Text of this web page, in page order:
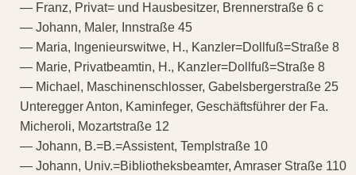
— Franz, Privat= und Hausbesitzer, Brennerstraße 6 c
— Johann, Maler, Innstraße 45
— Maria, Ingenieurswitwe, H., Kanzler=Dollfuß=Straße 8
— Marie, Privatbeamtin, H., Kanzler=Dollfuß=Straße 8
— Michael, Maschinenschlosser, Gabelsbergerstraße 25
Unteregger Anton, Kaminfeger, Geschäftsführer der Fa.
Micheroli, Mozartstraße 12
— Johann, B.=B.=Assistent, Templstraße 10
— Johann, Univ.=Bibliotheksbeamter, Amraser Straße 110